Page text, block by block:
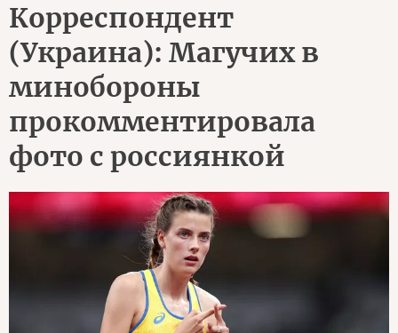
Корреспондент
(Украина): Магучих в
минобороны
прокомментировала
фото с россиянкой